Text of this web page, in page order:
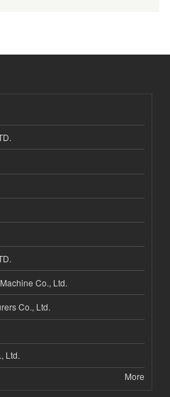
Co., Ltd.
Co., Ltd.
Ltd.
More